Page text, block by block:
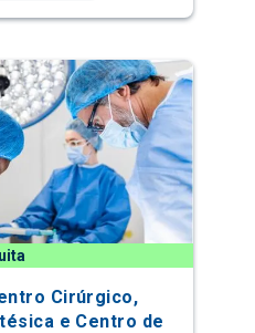
Cirúrgico,
e Centro de